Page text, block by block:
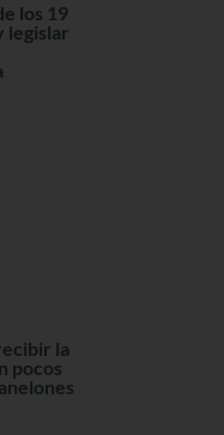
los 19
legislar
la
pocos